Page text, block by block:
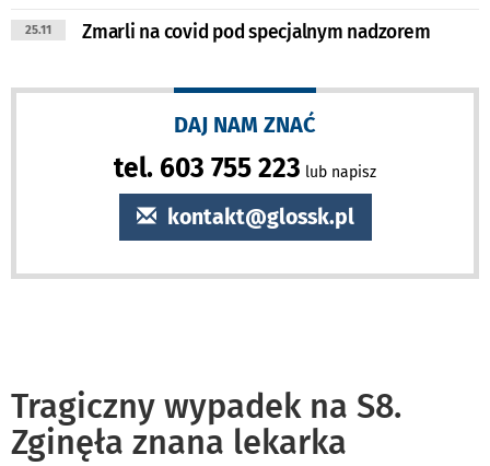
25.11 Zmarli na covid pod specjalnym nadzorem
DAJ NAM ZNAĆ
tel. 603 755 223 lub napisz
kontakt@glossk.pl
Tragiczny wypadek na S8.
Zginęła znana lekarka